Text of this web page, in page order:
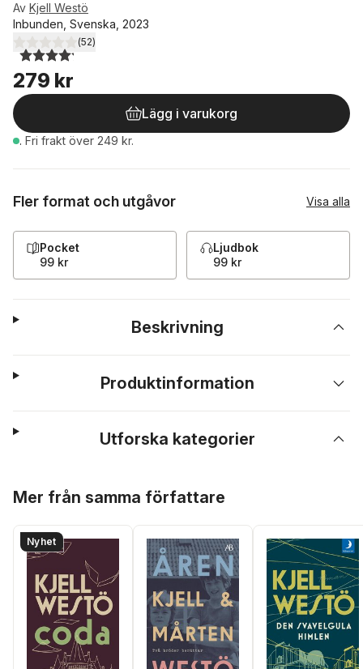
Av Kjell Westö
Inbunden, Svenska, 2023
4,2utav 5 stjärnor. Totalt antal röster:
(52)
279 kr
Lägg i varukorg
. Fri frakt över 249 kr.
Fler format och utgåvor Visa alla
Pocket
99 kr
Ljudbok
99 kr
Beskrivning
Produktinformation
Utforska kategorier
Mer från samma författare
Nyhet